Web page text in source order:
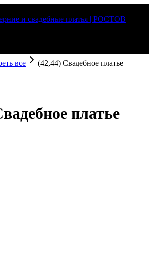
все
(42,44) Свадебное платье
платье